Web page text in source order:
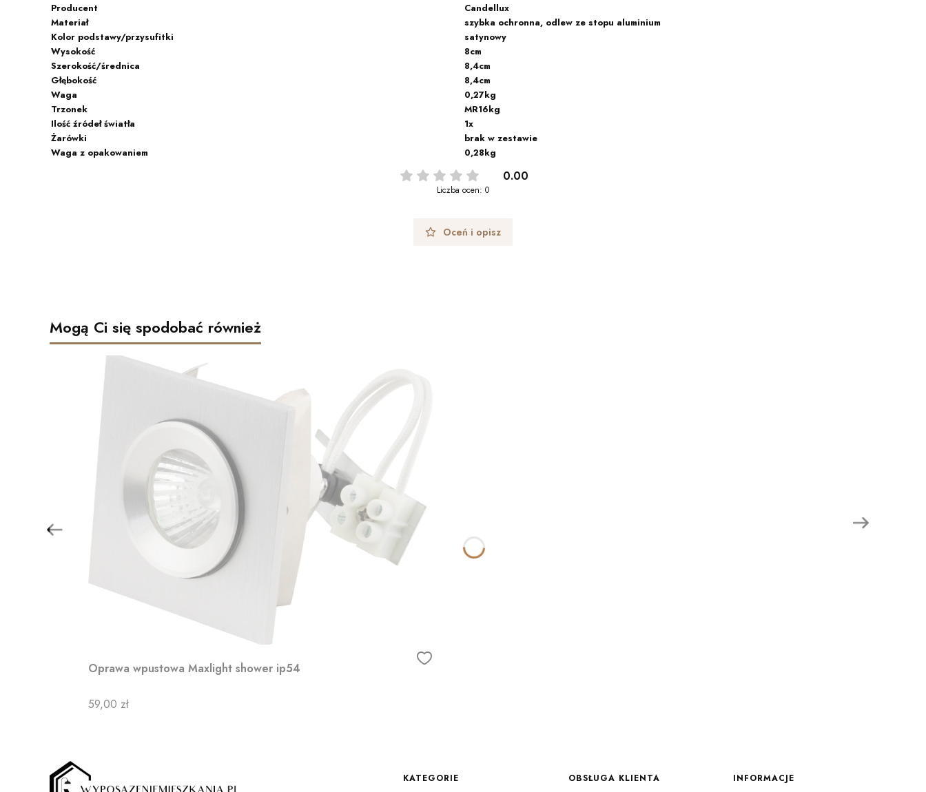
Producent
Candellux
Materiał
szybka ochronna, odlew ze stopu aluminium
Kolor podstawy/przysufitki
satynowy
Wysokość
8cm
Szerokość/średnica
8,4cm
Głębokość
8,4cm
Waga
0,27kg
Trzonek
MR16kg
Ilość źródeł światła
1x
Żarówki
brak w zestawie
Waga z opakowaniem
0,28kg
0.00
Liczba ocen: 0
Oceń i opisz
Mogą Ci się spodobać również
Oprawa wpustowa Maxlight shower ip54
Cena
59,00 zł
Linki w stopce
KATEGORIE OBSŁUGA KLIENTA INFORMACJE